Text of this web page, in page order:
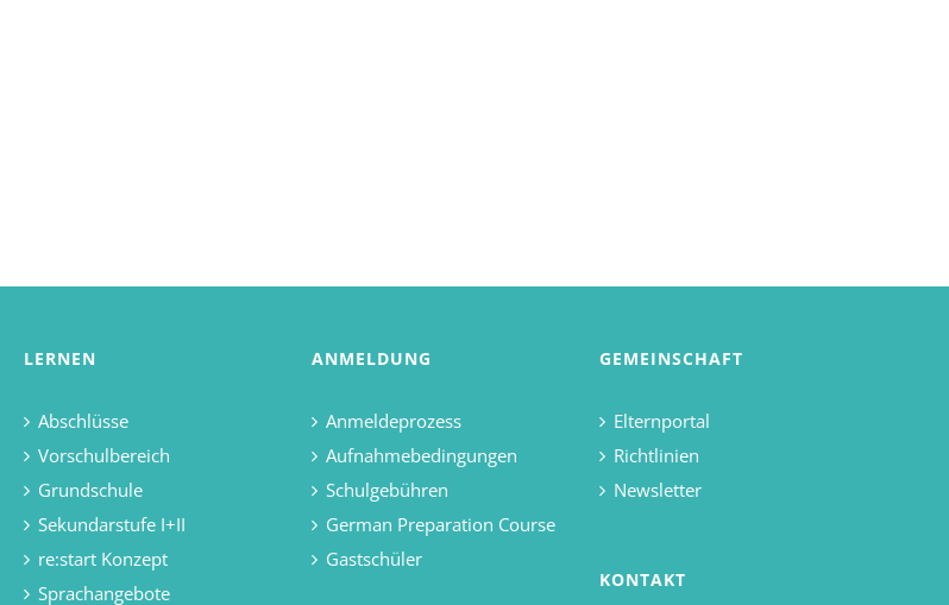
LERNEN
Abschlüsse
Vorschulbereich
Grundschule
Sekundarstufe I+II
re:start Konzept
Sprachangebote
ANMELDUNG
Anmeldeprozess
Aufnahmebedingungen
Schulgebühren
German Preparation Course
Gastschüler
GEMEINSCHAFT
Elternportal
Richtlinien
Newsletter
KONTAKT